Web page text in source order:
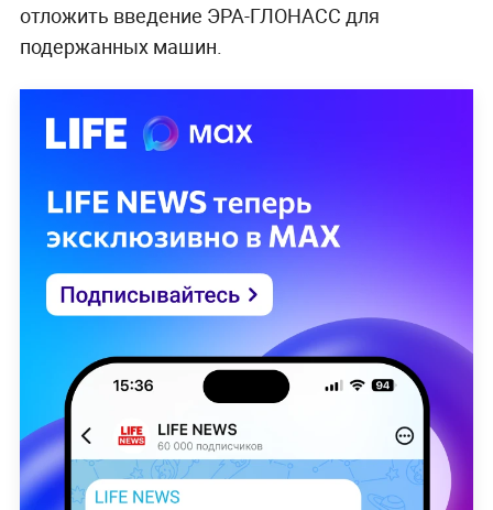
отложить введение ЭРА-ГЛОНАСС для
подержанных машин.